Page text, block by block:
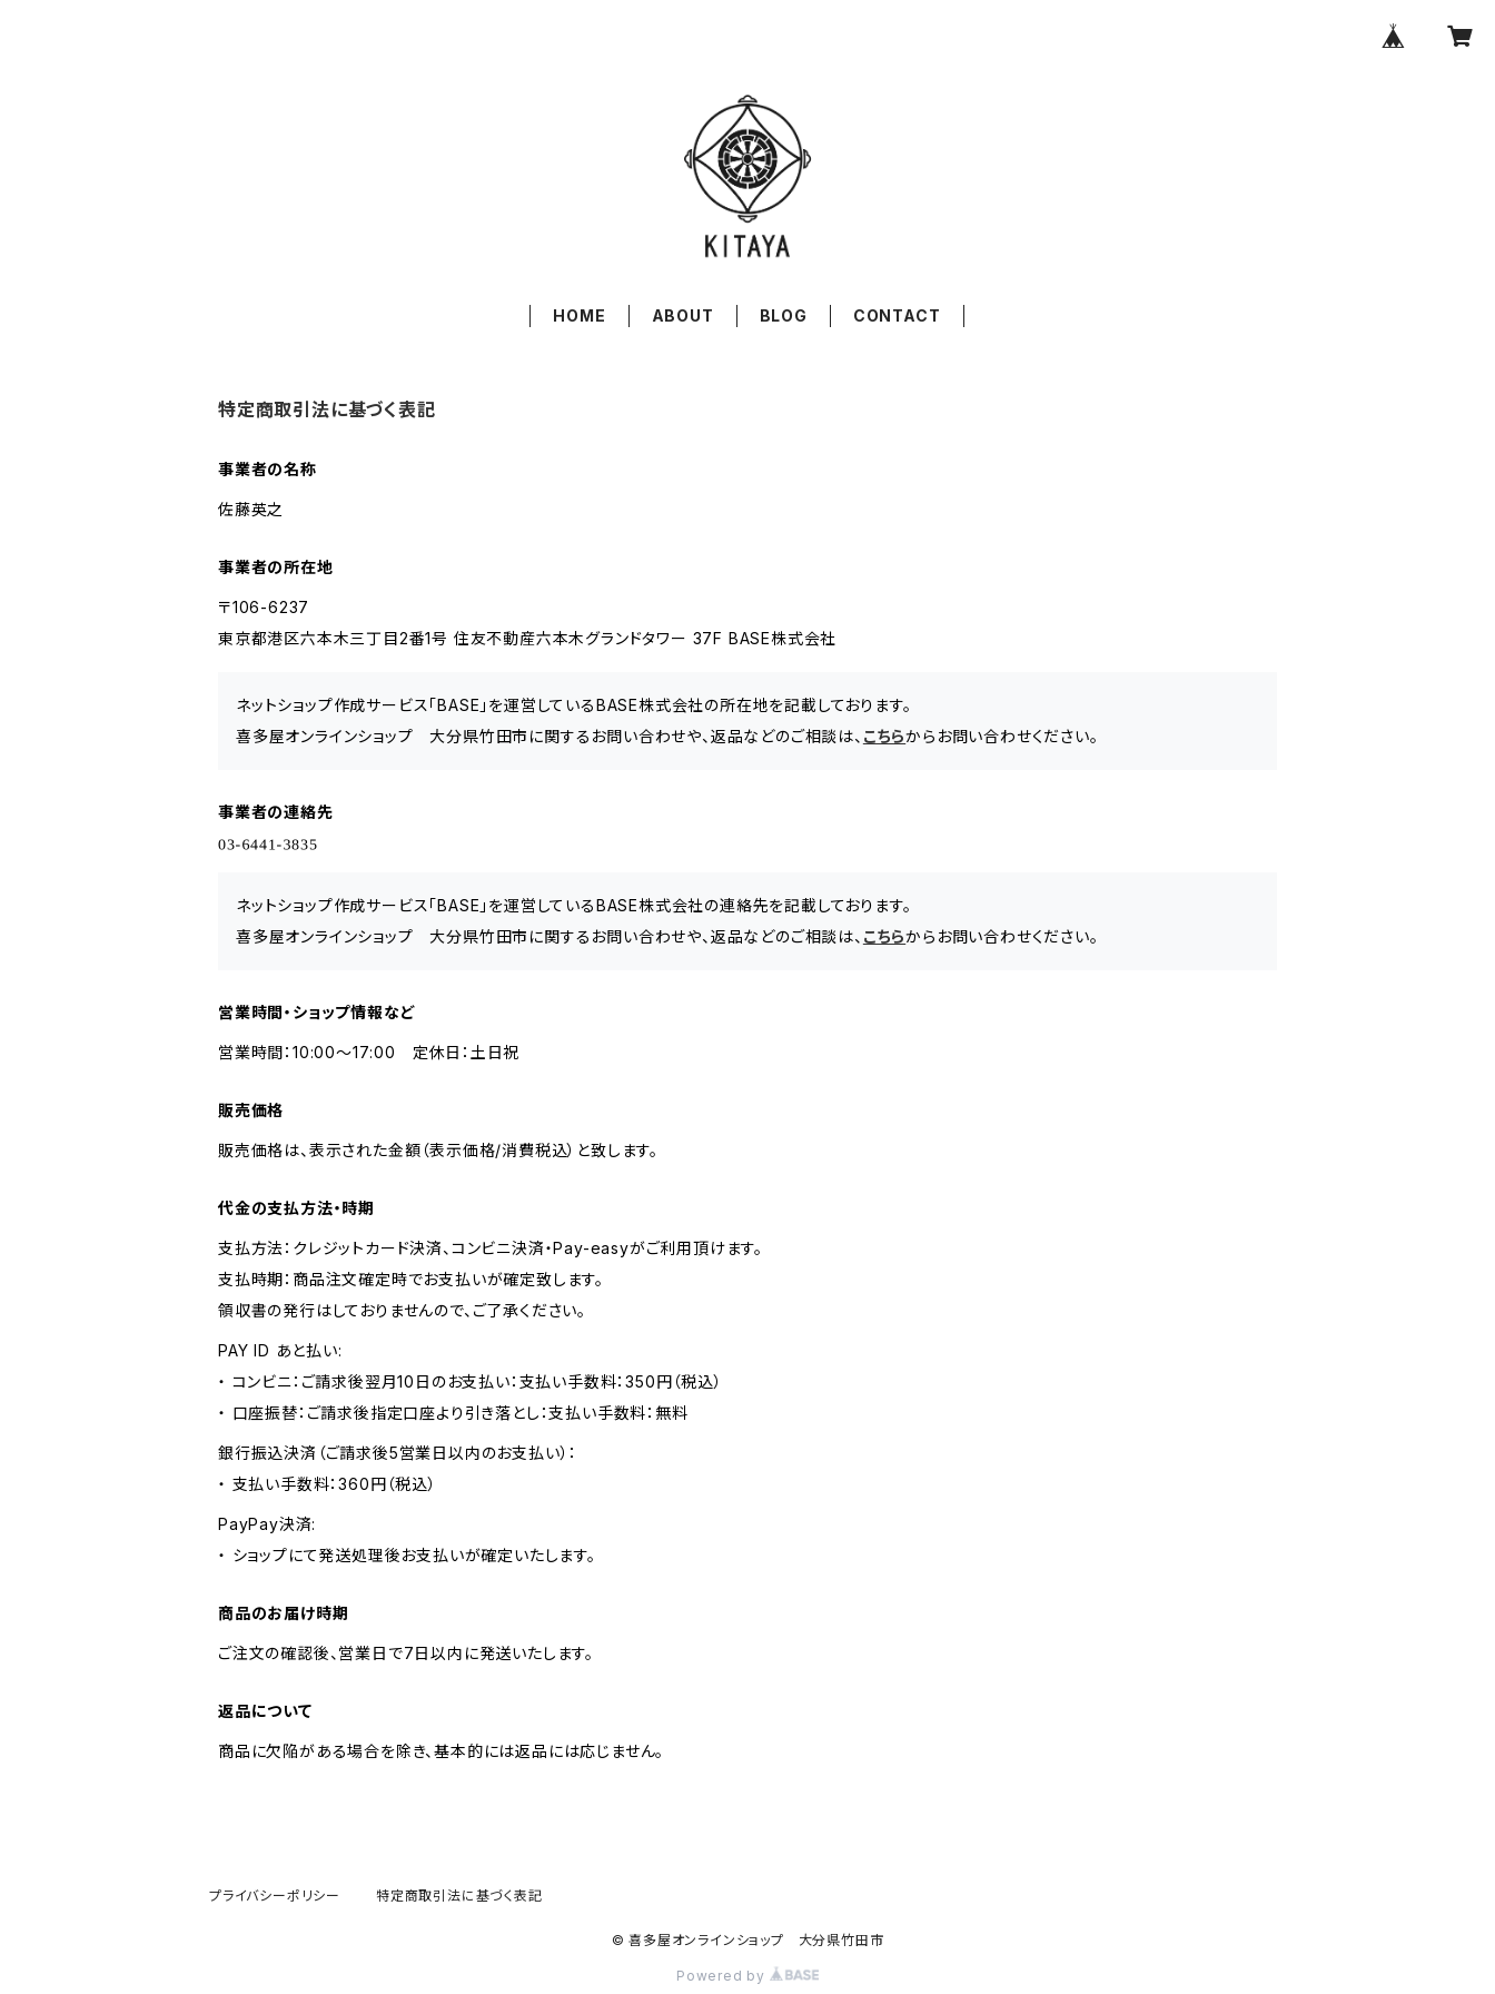
HOME ABOUT BLOG CONTACT
特定商取引法に基づく表記
事業者の名称
佐藤英之
事業者の所在地
〒106-6237
東京都港区六本木三丁目2番1号 住友不動産六本木グランドタワー 37F BASE株式会社
ネットショップ作成サービス「BASE」を運営しているBASE株式会社の所在地を記載しております。
喜多屋オンラインショップ 大分県竹田市に関するお問い合わせや、返品などのご相談は、 こちらからお問い合わせください。
事業者の連絡先
ネットショップ作成サービス「BASE」を運営しているBASE株式会社の連絡先を記載しております。
喜多屋オンラインショップ 大分県竹田市に関するお問い合わせや、返品などのご相談は、 こちらからお問い合わせください。
営業時間・ショップ情報など
営業時間：10:00～17:00 定休日：土日祝
販売価格
販売価格は、表示された金額（表示価格/消費税込）と致します。
代金の支払方法・時期
支払方法：クレジットカード決済、コンビニ決済・Pay-easyがご利用頂けます。
支払時期：商品注文確定時でお支払いが確定致します。
領収書の発行はしておりませんので、ご了承ください。
PAY ID あと払い:
・ コンビニ：ご請求後翌月10日のお支払い：支払い手数料：350円（税込）
・ 口座振替：ご請求後指定口座より引き落とし：支払い手数料：無料
銀行振込決済（ご請求後5営業日以内のお支払い）：
・ 支払い手数料：360円（税込）
PayPay決済:
・ ショップにて発送処理後お支払いが確定いたします。
商品のお届け時期
ご注文の確認後、営業日で7日以内に発送いたします。
返品について
商品に欠陥がある場合を除き、基本的には返品には応じません。
プライバシーポリシー 特定商取引法に基づく表記
© 喜多屋オンラインショップ 大分県竹田市
Powered by